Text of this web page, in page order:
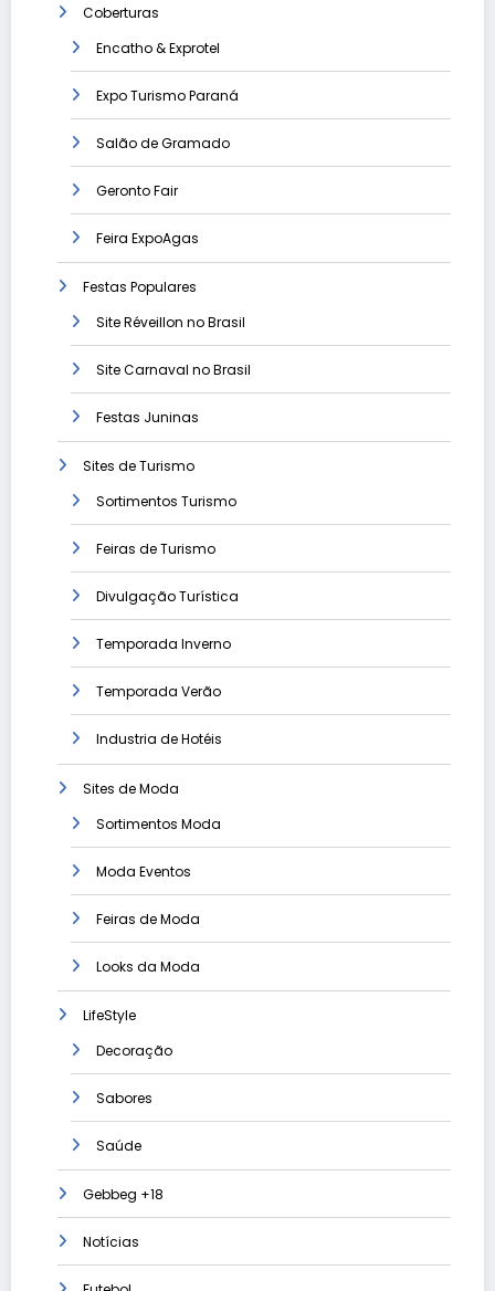
Coberturas
Encatho & Exprotel
Expo Turismo Paraná
Salão de Gramado
Geronto Fair
Feira ExpoAgas
Festas Populares
Site Réveillon no Brasil
Site Carnaval no Brasil
Festas Juninas
Sites de Turismo
Sortimentos Turismo
Feiras de Turismo
Divulgação Turística
Temporada Inverno
Temporada Verão
Industria de Hotéis
Sites de Moda
Sortimentos Moda
Moda Eventos
Feiras de Moda
Looks da Moda
LifeStyle
Decoração
Sabores
Saúde
Gebbeg +18
Notícias